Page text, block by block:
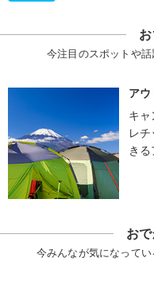
今注目のスポットや
アウ
キャ
レ
き
お
今みんなが気になって